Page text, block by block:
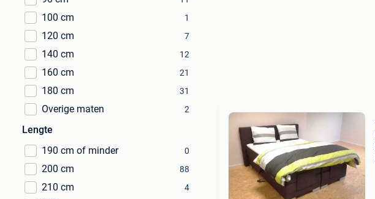
100 cm 1
120 cm 7
140 cm 12
160 cm 21
180 cm 31
Overige maten 2
Lengte
190 cm of minder
0
200 cm 88
210 cm 4